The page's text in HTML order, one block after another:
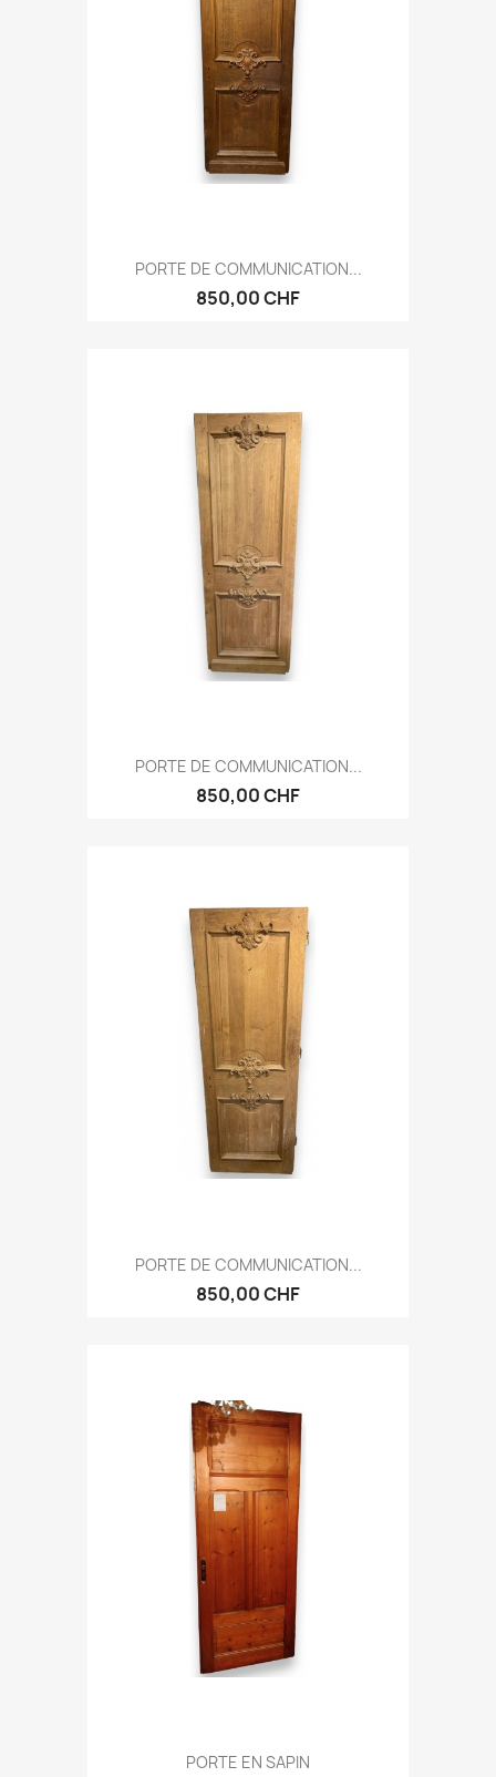
PORTE DE COMMUNICATION...
850,00 CHF
PORTE DE COMMUNICATION...
850,00 CHF
PORTE DE COMMUNICATION...
850,00 CHF
PORTE EN SAPIN